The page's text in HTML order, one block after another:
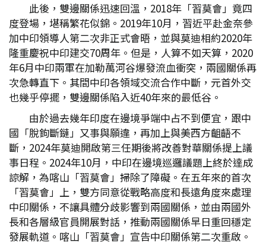
此後，雙邊關係迅速回溫，2018年「習莫會」竟四
度登場，堪稱繁花似錦。2019年10月，習近平赴金奈參
加中印領導人第二次非正式會晤，並與莫迪相約2020年
隆重慶祝中印建交70周年。但是，人算不如天算，2020
年6月中印兩軍在加勒萬河谷爆發流血衝突，兩國關係再
次急轉直下。其間中印各領域交流合作中斷，元首外交
也幾乎停擺，雙邊關係陷入近40年來的最低谷。
由於過去幾年印度在邊境爭端中占不到便宜，跟中
國「脫鉤斷鏈」又事與願違，再加上與美西方齟齬不
斷，2024年莫迪開啟第三任期後將改善對華關係提上議
事日程。2024年10月，中印在邊境巡邏議題上終於達成
諒解，為喀山「習莫會」掃除了障礙。在五年來的首次
「習莫會」上，雙方同意從戰略高度和長遠角度來處理
中印關係，不讓具體分歧影響到兩國關係，並由兩國外
長和各層級官員開展對話，推動兩國關係早日重回穩定
發展軌道。喀山「習莫會」宣告中印關係第二次重啟。